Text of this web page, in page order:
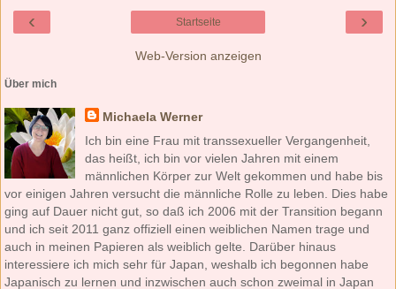
‹ ›
Startseite
Web-Version anzeigen
Über mich
Michaela Werner
Ich bin eine Frau mit transsexueller Vergangenheit,
das heißt, ich bin vor vielen Jahren mit einem
männlichen Körper zur Welt gekommen und habe bis
vor einigen Jahren versucht die männliche Rolle zu leben. Dies habe
ging auf Dauer nicht gut, so daß ich 2006 mit der Transition begann
und ich seit 2011 ganz offiziell einen weiblichen Namen trage und
auch in meinen Papieren als weiblich gelte. Darüber hinaus
interessiere ich mich sehr für Japan, weshalb ich begonnen habe
Japanisch zu lernen und inzwischen auch schon zweimal in Japan